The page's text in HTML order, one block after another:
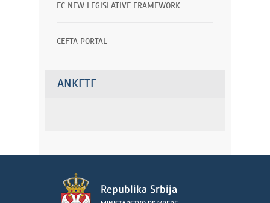
EC NEW LEGISLATIVE FRAMEWORK
CEFTA PORTAL
ANKETE